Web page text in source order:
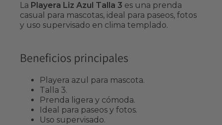
La Playera Liz Azul Talla 3 es una prenda
casual para mascotas, ideal para paseos, fotos
y uso supervisado en clima templado.
Beneficios principales
Playera azul para mascota.
Talla 3.
Prenda ligera y cómoda.
Ideal para paseos y fotos.
Uso supervisado.